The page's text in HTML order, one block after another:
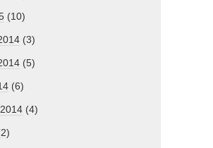
(10)
(3)
(5)
(6)
(4)